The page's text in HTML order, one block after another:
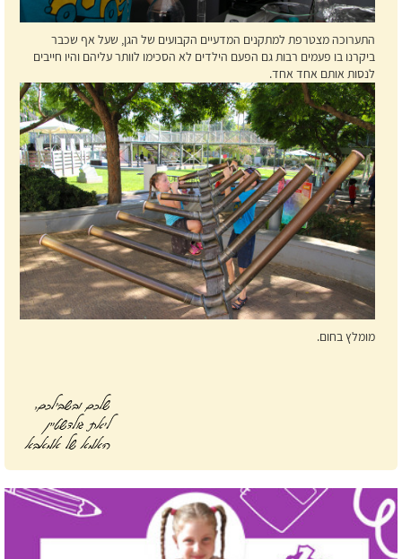
התערוכה מצטרפת למתקנים המדעיים הקבועים של הגן, שעל אף שכבר
ביקרנו בו פעמים רבות גם הפעם הילדים לא הסכימו לוותר עליהם והיו חייבים
לנסות אותם אחד אחד.
מומלץ בחום.